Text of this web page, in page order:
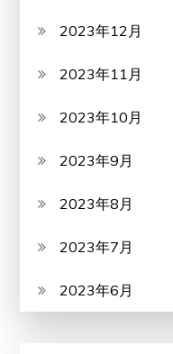
2023年12月
2023年11月
2023年10月
2023年9月
2023年8月
2023年7月
2023年6月